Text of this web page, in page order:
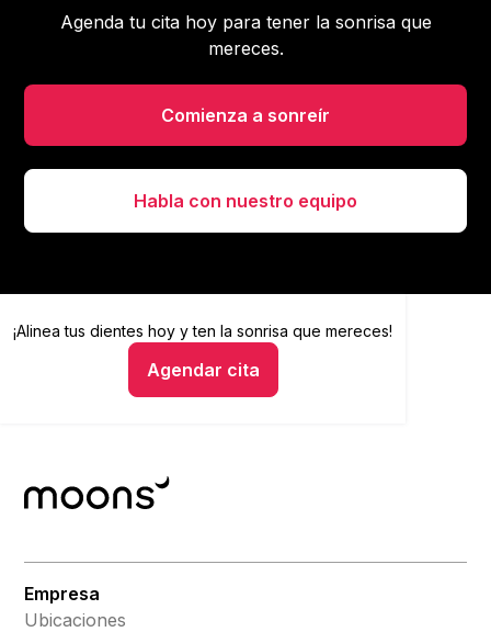
Agenda tu cita hoy para tener la sonrisa que
mereces.
Comienza a sonreír
Habla con nuestro equipo
¡Alinea tus dientes hoy yten la sonrisa que mereces!
Agendar cita
Alinea tus dientes hoy y ten la sonrisa que mereces
Hablar con un asesor
Empresa
Ubicaciones